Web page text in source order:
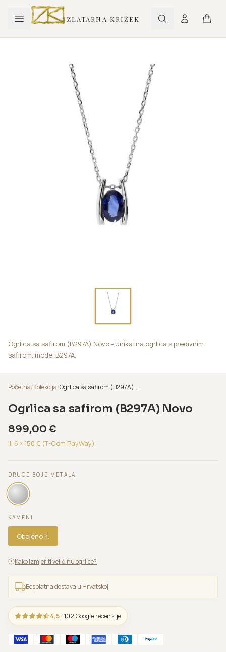
ZLATARNA KRIŽEK
Ogrlica sa safirom (B297A) Novo - Unikatna ogrlica s predivnim
safirom, model B297A.
Početna/Kolekcija/ Ogrlica sa safirom (B297A) Novo
Ogrlica sa safirom (B297A) Novo
899,00 €
ili 6 × 150 € (T-Com PayWay)
DRUGE BOJE METALA
KAMENI
Obojeno k.
Kako izmjeriti veličinu ogrlice?
Besplatna dostava u Hrvatskoj
4,5 · 102 Google recenzije